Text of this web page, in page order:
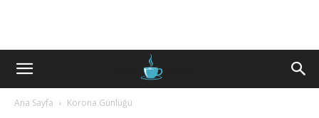
Ana Sayfa Korona Günlüğü